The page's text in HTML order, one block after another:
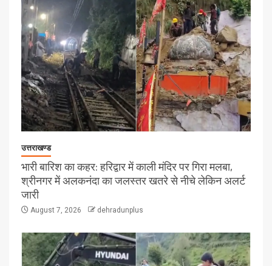
उत्तराखण्ड
भारी बारिश का कहर: हरिद्वार में काली मंदिर पर गिरा मलबा,
श्रीनगर में अलकनंदा का जलस्तर खतरे से नीचे लेकिन अलर्ट
जारी
August 7, 2026 dehradunplus